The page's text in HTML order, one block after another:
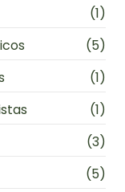
(1)
(5)
(1)
(1)
(3)
(5)